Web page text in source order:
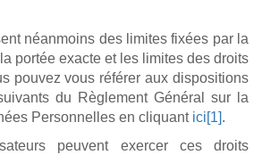
néanmoins des limites fixées par la
portée exacte et les limites des droits
pouvez vous référer aux dispositions
du Règlement Général sur la
Personnelles en cliquant ici[1].
peuvent exercer ces droits